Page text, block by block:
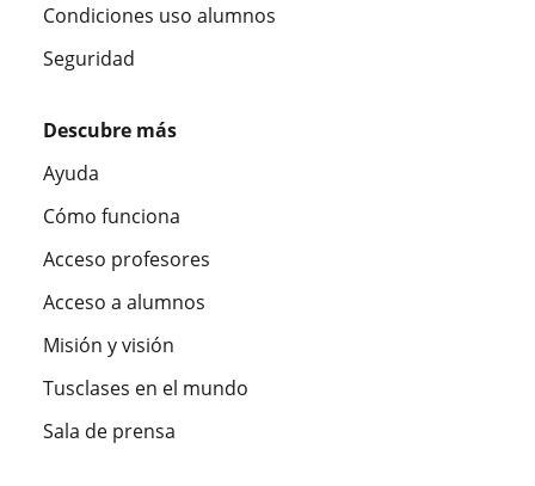
Condiciones uso alumnos
Seguridad
Descubre más
Ayuda
Cómo funciona
Acceso profesores
Acceso a alumnos
Misión y visión
Tusclases en el mundo
Sala de prensa